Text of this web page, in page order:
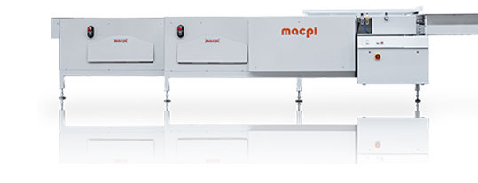
La machine à colle continue 341 Macpi se distingue sur le marché des
Vitesse de la machine de 2 à 10 mt/min, programmable et contrôlée par
une zone de déchargement avec une vitesse de tapis contrôlée par un
Possibilité de raccordement à la charge Mod. 985 et à l'échappement Mod.
Écran tactile TC7 7" avec USB : toutes les fonctions sont programmables et